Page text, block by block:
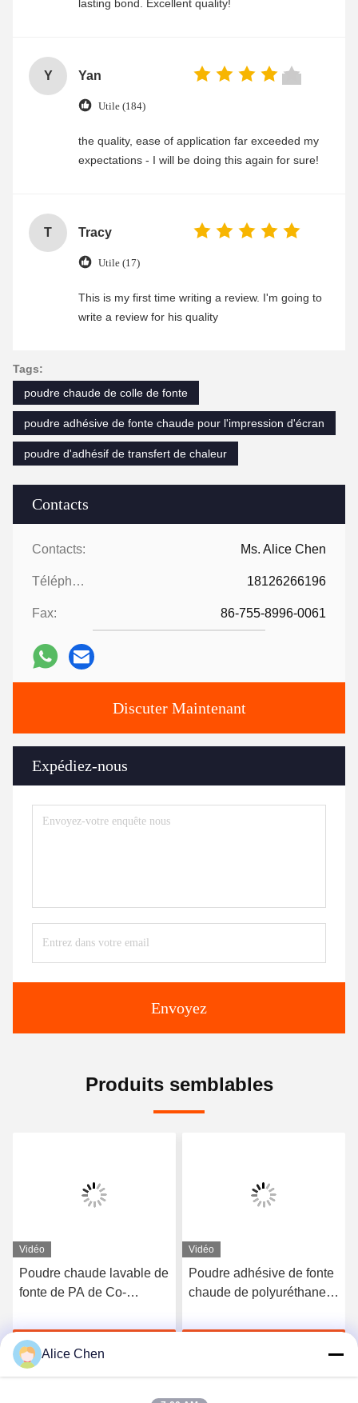
Contacts
Contacts: Ms. Alice Chen
Téléphone: 18126266196
Fax: 86-755-8996-0061
Discuter Maintenant
Expédiez-nous
Envoyez
lasting bond. Excellent quality!
Y Yan
Utile (184)
the quality, ease of application far exceeded my
expectations - I will be doing this again for sure!
T Tracy
Utile (17)
This is my first time writing a review. I'm going to
write a review for his quality
Tags:
poudre chaude de colle de fonte
poudre adhésive de fonte chaude pour l'impression d'écran
poudre d'adhésif de transfert de chaleur
Produits semblables
Vidéo
Poudre chaude lavable de
fonte de PA de Co-
l'impression de transfert
de chaleurDiscuter Maintenant
Vidéo
Poudre adhésive de fonte
chaude de polyuréthane
pour l'impression de
Alice Chen